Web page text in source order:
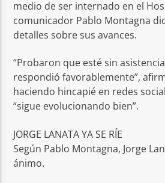
medio de ser internado en el
comunicador Pablo Montagna
detalles sobre sus avances.
“Probaron que esté sin
respondió favorablemente”,
haciendo hincapié en redes
“sigue evolucionando bien”.
JORGE LANATA YA SE RÍE
Según Pablo Montagna, Jorge
ánimo.